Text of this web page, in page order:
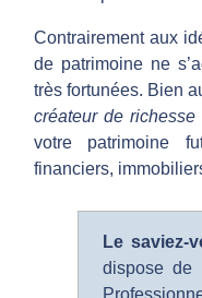
r
t
e
n
g
Contrairement aux
de patrimoine ne
très fortunées. Bien
créateur de richesse
votre patrimoine
financiers,
Le saviez-
dispose de